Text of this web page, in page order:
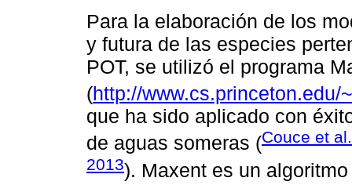
Para la elaboración de los
y futura de las especies
POT, se utilizó el programa
(http://www.cs.princeton.edu/
que ha sido aplicado con
de aguas someras (Couce et
2013). Maxent es un